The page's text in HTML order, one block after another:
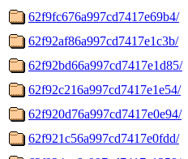
62f9fc676a997cd7417e69b4/
62f92af86a997cd7417e1c3b/
62f92bd66a997cd7417e1d85/
62f92c216a997cd7417e1e54/
62f920d76a997cd7417e0e94/
62f921c56a997cd7417e0fdd/